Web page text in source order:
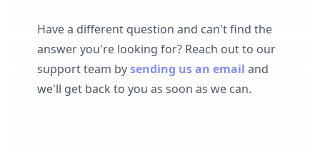
Have a different question and can't find the
answer you're looking for? Reach out to our
support team bysending us an email and
we'll get back to you as soon as we can.